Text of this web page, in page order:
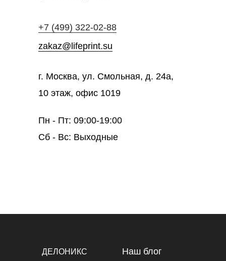
+7 (499) 322-02-88
zakaz@lifeprint.su
Пн - Пт: 09:00-19:00
Сб - Вс: Выходные
г. Москва, ул. Смольная, д. 24а,
10 этаж, офис 1019
ДЕЛОНИКС Наш блог